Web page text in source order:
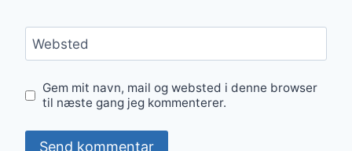
Websted
Gem mit navn, mail og websted i denne browser
til næste gang jeg kommenterer.